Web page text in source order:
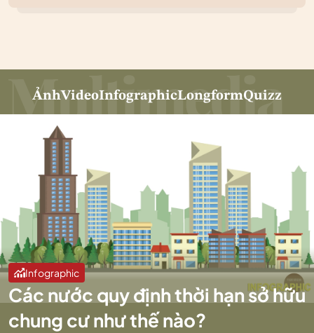
ẢnhVideoInfographicLongformQuizz
Infographic
Các nước quy định thời hạn sở hữu
chung cư như thế nào?